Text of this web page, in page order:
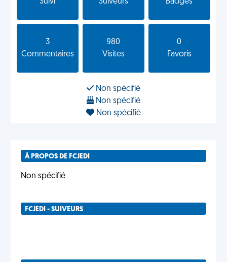
3
Commentaires
980
Visites
0
Favoris
Non spécifié
Non spécifié
Non spécifié
À PROPOS DE FCJEDI
Non spécifié
FCJEDI - SUIVEURS